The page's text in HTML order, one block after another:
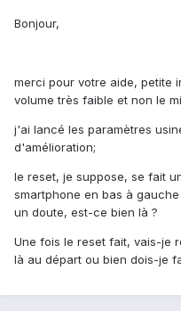
Bonjour,
merci pour votre aide, petite
volume très faible et non le
j'ai lancé les paramètres
d'amélioration;
le reset, je suppose, se fait
smartphone en bas à
un doute, est-ce bien là ?
Une fois le reset fait, vais-je
là au départ ou bien dois-je